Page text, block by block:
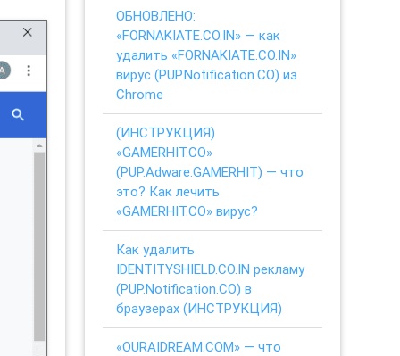
ОБНОВЛЕНО:
«FORNAKIATE.CO.IN» — как
удалить «FORNAKIATE.CO.IN»
вирус (PUP.Notification.CO) из
Chrome
(ИНСТРУКЦИЯ)
«GAMERHIT.CO»
(PUP.Adware.GAMERHIT) — что
это? Как лечить
«GAMERHIT.CO» вирус?
Как удалить
IDENTITYSHIELD.CO.IN рекламу
(PUP.Notification.CO) в
браузерах (ИНСТРУКЦИЯ)
«OURAIDREAM.COM» — что